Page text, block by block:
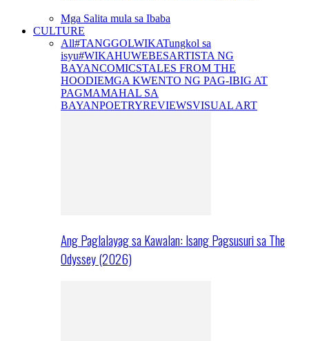
Mga Salita mula sa Ibaba
CULTURE
All#TANGGOLWIKATungkol sa
isyu#WIKAHUWEBESARTISTA NG
BAYANCOMICSTALES FROM THE
HOODIEMGA KWENTO NG PAG-IBIG AT
PAGMAMAHAL SA
BAYANPOETRYREVIEWSVISUAL ART
Ang Paglalayag sa Kawalan: Isang Pagsusuri sa The
Odyssey (2026)